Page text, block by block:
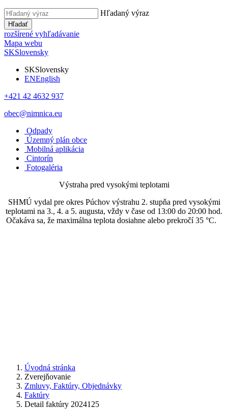
Hľadaný výraz
Hľadať
rozšírené vyhľadávanie
Mapa webu
SKSlovensky
SKSlovensky
ENEnglish
+421 42 4632 937
obec@nimnica.eu
Odpady
Územný plán obce
Mobilná aplikácia
Cintorín
Fotogaléria
Výstraha pred vysokými teplotami
SHMÚ vydal pre okres Púchov výstrahu 2. stupňa pred vysokými
teplotami na 3., 4. a 5. augusta, vždy v čase od 13:00 do 20:00 hod.
Očakáva sa, že maximálna teplota dosiahne alebo prekročí 35 °C.
Úvodná stránka
Zverejňovanie
Zmluvy, Faktúry, Objednávky
Faktúry
Detail faktúry 2024125